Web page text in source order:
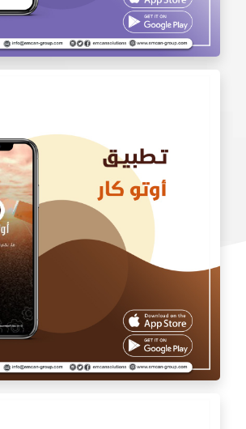
تطبيق بالجملة